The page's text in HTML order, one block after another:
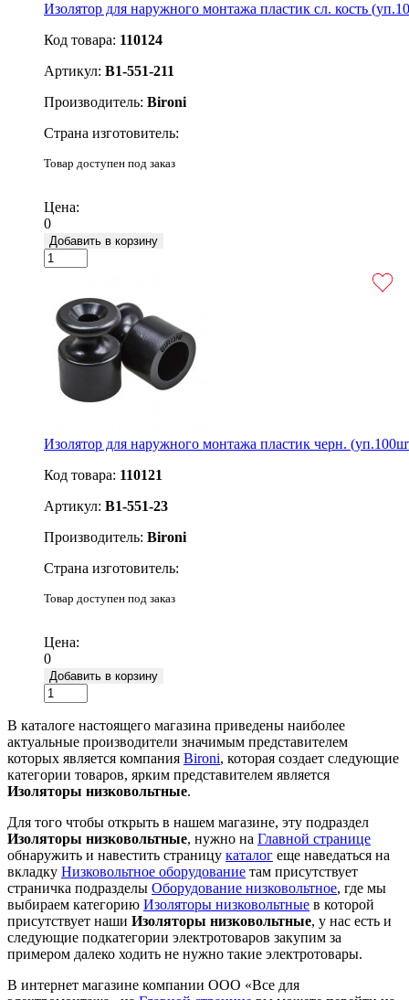
Изолятор для наружного монтажа пластик сл. кость
Код товара: 110124
Артикул: B1-551-211
Производитель: Bironi
Страна изготовитель:
Товар доступен под заказ
Цена:
0
Добавить в корзину
Изолятор для наружного монтажа пластик черн.
Код товара: 110121
Артикул: B1-551-23
Производитель: Bironi
Страна изготовитель:
Товар доступен под заказ
Цена:
0
Добавить в корзину
В каталоге настоящего магазина приведены наиболее
актуальные производители значимым представителем
которых является компания Bironi, которая создает следующие
категории товаров, ярким представителем является
Изоляторы низковольтные.
Для того чтобы открыть в нашем магазине, эту подраздел
Изоляторы низковольтные, нужно на Главной странице
обнаружить и навестить страницу каталог еще наведаться на
вкладку Низковольтное оборудование там присутствует
страничка подразделы Оборудование низковольтное, где мы
выбираем категорию Изоляторы низковольтные в которой
присутствует наши Изоляторы низковольтные, у нас есть и
следующие подкатегории электротоваров закупим за
примером далеко ходить не нужно такие электротовары.
В интернет магазине компании ООО «Все для